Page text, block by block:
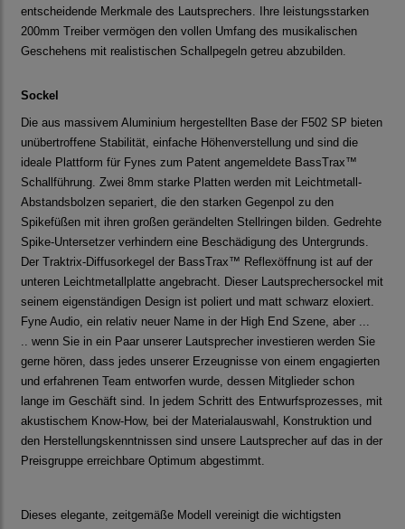
entscheidende Merkmale des Lautsprechers. Ihre leistungsstarken
200mm Treiber vermögen den vollen Umfang des musikalischen
Geschehens mit realistischen Schallpegeln getreu abzubilden.
Sockel
Die aus massivem Aluminium hergestellten Base der F502 SP bieten
unübertroffene Stabilität, einfache Höhenverstellung und sind die
ideale Plattform für Fynes zum Patent angemeldete BassTrax™
Schallführung. Zwei 8mm starke Platten werden mit Leichtmetall-
Abstandsbolzen separiert, die den starken Gegenpol zu den
Spikefüßen mit ihren großen gerändelten Stellringen bilden. Gedrehte
Spike-Untersetzer verhindern eine Beschädigung des Untergrunds.
Der Traktrix-Diffusorkegel der BassTrax™ Reflexöffnung ist auf der
unteren Leichtmetallplatte angebracht. Dieser Lautsprechersockel mit
seinem eigenständigen Design ist poliert und matt schwarz eloxiert.
Fyne Audio, ein relativ neuer Name in der High End Szene, aber ...
.. wenn Sie in ein Paar unserer Lautsprecher investieren werden Sie
gerne hören, dass jedes unserer Erzeugnisse von einem engagierten
und erfahrenen Team entworfen wurde, dessen Mitglieder schon
lange im Geschäft sind. In jedem Schritt des Entwurfsprozesses, mit
akustischem Know-How, bei der Materialauswahl, Konstruktion und
den Herstellungskenntnissen sind unsere Lautsprecher auf das in der
Preisgruppe erreichbare Optimum abgestimmt.
Dieses elegante, zeitgemäße Modell vereinigt die wichtigsten